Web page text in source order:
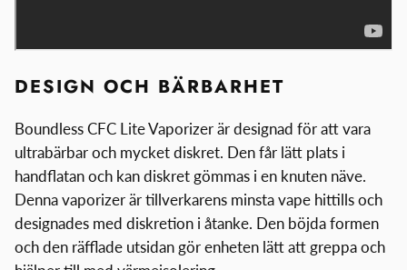
DESIGN OCH BÄRBARHET
Boundless CFC Lite Vaporizer är designad för att vara
ultrabärbar och mycket diskret. Den får lätt plats i
handflatan och kan diskret gömmas i en knuten näve.
Denna vaporizer är tillverkarens minsta vape hittills och
designades med diskretion i åtanke. Den böjda formen
och den räfflade utsidan gör enheten lätt att greppa och